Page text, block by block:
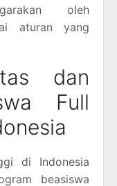
oleh
aturan yang
dan
Full
di Indonesia
beasiswa